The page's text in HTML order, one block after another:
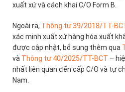
xuất xứ và cách khai C/O Form B.
Ngoài ra, Thông tư 39/2018/TT-
xác minh xuất xứ hàng hóa xuất
được cập nhật, bổ sung thêm qua
và Thông tư 40/2025/TT-BCT –
nhất liên quan đến cấp C/O và tự
Nam.